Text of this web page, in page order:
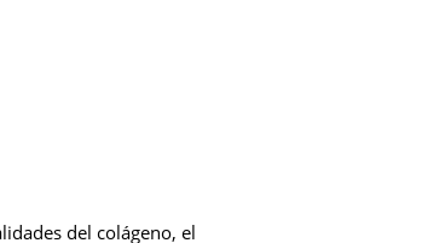
del colágeno, el